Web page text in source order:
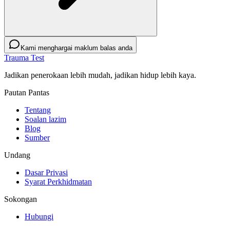
Kami menghargai maklum balas anda
Trauma Test
Jadikan penerokaan lebih mudah, jadikan hidup lebih kaya.
Pautan Pantas
Tentang
Soalan lazim
Blog
Sumber
Undang
Dasar Privasi
Syarat Perkhidmatan
Sokongan
Hubungi